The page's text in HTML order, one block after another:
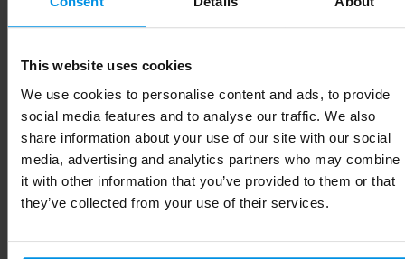
This website uses cookies
We use cookies to personalise content and ads, to provide
social media features and to analyse our traffic. We also
share information about your use of our site with our social
media, advertising and analytics partners who may combine
it with other information that you’ve provided to them or that
they’ve collected from your use of their services.
Afmeting Ø8X11.5CM
Hoogte 11.5 cm
Breedte